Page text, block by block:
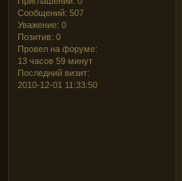
Сообщений: 507
Уважение: 0
Позитив: 0
Провел на форуме:
13 часов 59 минут
Последний визит:
2010-12-01 11:33:50